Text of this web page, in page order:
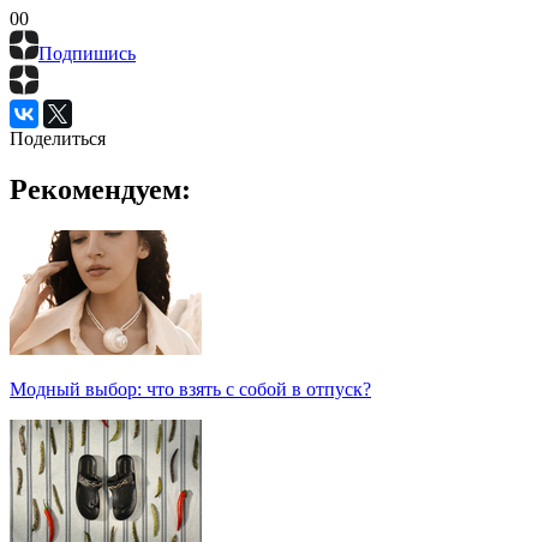
00
Подпишись
Поделиться
Рекомендуем:
Модный выбор: что взять с собой в отпуск?